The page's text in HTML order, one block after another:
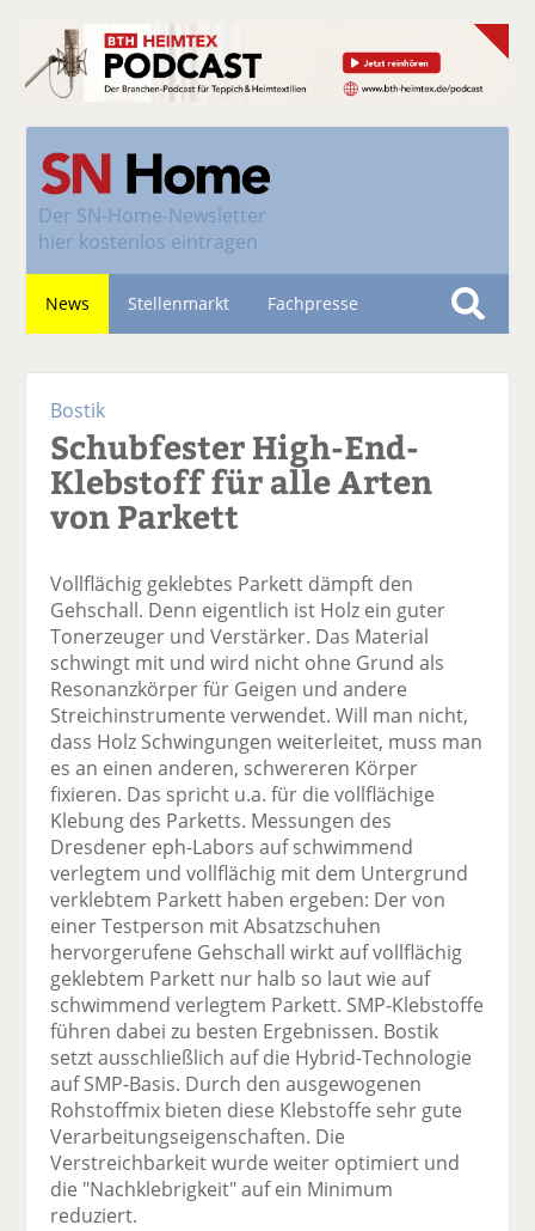
Der SN-Home-Newsletter
hier kostenlos eintragen
News Stellenmarkt Fachpresse
S
Bostik
Schubfester High-End-
Klebstoff für alle Arten
von Parkett
Vollflächig geklebtes Parkett dämpft den
Gehschall. Denn eigentlich ist Holz ein guter
Tonerzeuger und Verstärker. Das Material
schwingt mit und wird nicht ohne Grund als
Resonanzkörper für Geigen und andere
Streichinstrumente verwendet. Will man nicht,
dass Holz Schwingungen weiterleitet, muss man
es an einen anderen, schwereren Körper
fixieren. Das spricht u.a. für die vollflächige
Klebung des Parketts. Messungen des
Dresdener eph-Labors auf schwimmend
verlegtem und vollflächig mit dem Untergrund
verklebtem Parkett haben ergeben: Der von
einer Testperson mit Absatzschuhen
hervorgerufene Gehschall wirkt auf vollflächig
geklebtem Parkett nur halb so laut wie auf
schwimmend verlegtem Parkett. SMP-Klebstoffe
führen dabei zu besten Ergebnissen. Bostik
setzt ausschließlich auf die Hybrid-Technologie
auf SMP-Basis. Durch den ausgewogenen
Rohstoffmix bieten diese Klebstoffe sehr gute
Verarbeitungseigenschaften. Die
Verstreichbarkeit wurde weiter optimiert und
die "Nachklebrigkeit" auf ein Minimum
reduziert.